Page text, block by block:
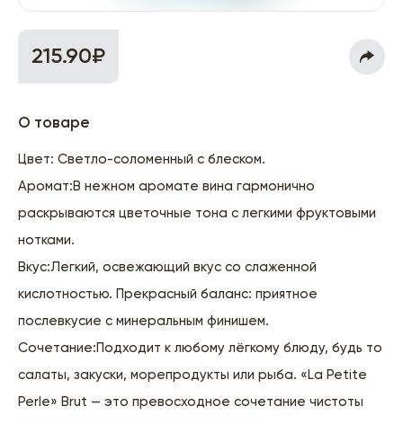
215.90₽
О товаре
Цвет: Светло-соломенный с блеском.
Аромат:В нежном аромате вина гармонично
раскрываются цветочные тона с легкими фруктовыми
нотками.
Вкус:Легкий, освежающий вкус со слаженной
кислотностью. Прекрасный баланс: приятное
послевкусие с минеральным финишем.
Сочетание:Подходит к любому лёгкому блюду, будь то
салаты, закуски, морепродукты или рыба. «La Petite
Perle» Brut — это превосходное сочетание чистоты